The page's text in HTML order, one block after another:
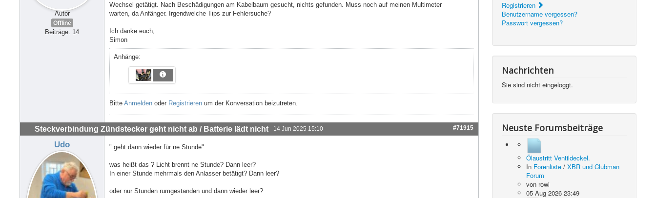
Autor
Offline
Beiträge: 14
Wechsel getätigt. Nach Beschädigungen am Kabelbaum gesucht, nichts gefunden. Muss noch auf meinen Multimeter
warten, da Anfänger. Irgendwelche Tips zur Fehlersuche?
Ich danke euch,
Simon
Anhänge:
Bitte Anmelden oder Registrieren um der Konversation beizutreten.
Steckverbindung Zündstecker geht nicht ab / Batterie lädt nicht 14 Jun 2025 15:10 #71915
Udo " geht dann wieder für ne Stunde"
was heißt das ? Licht brennt ne Stunde? Dann leer?
In einer Stunde mehrmals den Anlasser betätigt? Dann leer?
oder nur Stunden rumgestanden und dann wieder leer?
Registrieren
Benutzername vergessen?
Passwort vergessen?
Nachrichten
Sie sind nicht eingeloggt.
Neuste Forumsbeiträge
Ölaustritt Ventildeckel.
In Forenliste /XBR und Clubman
Forum
von rowi
05 Aug 2026 23:49